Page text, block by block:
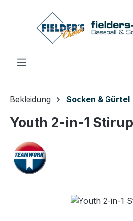
Zum Hauptinhalt springen
Bekleidung Socken & Gürtel
Youth 2-in-1 Stirup
Bildergalerie überspringen